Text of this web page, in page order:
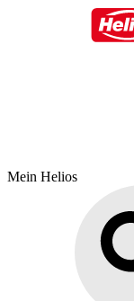
Mein Helios